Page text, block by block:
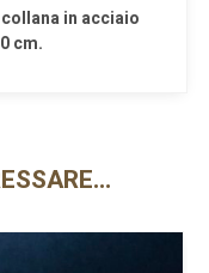
in acciaio
cm.